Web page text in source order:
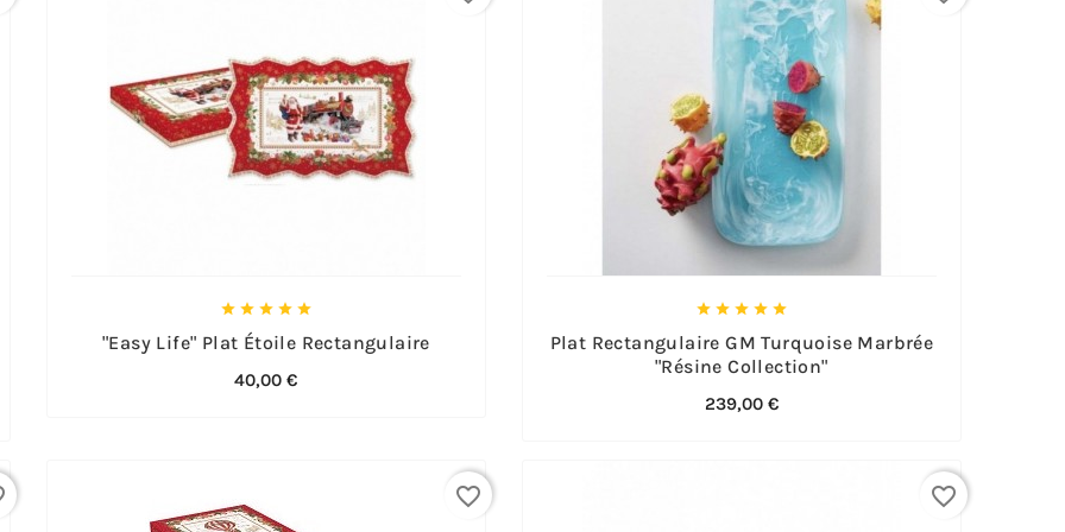
    
"Easy Life" Plat Étoile Rectangulaire
40,00 €
    
Plat Rectangulaire GM Turquoise Marbrée
"Résine Collection"
239,00 €
favorite_border favorite_border